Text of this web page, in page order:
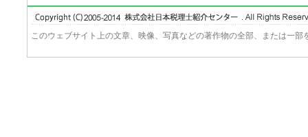
このウェブサイト上の文章、映像、写真などの著作物の全部、または一